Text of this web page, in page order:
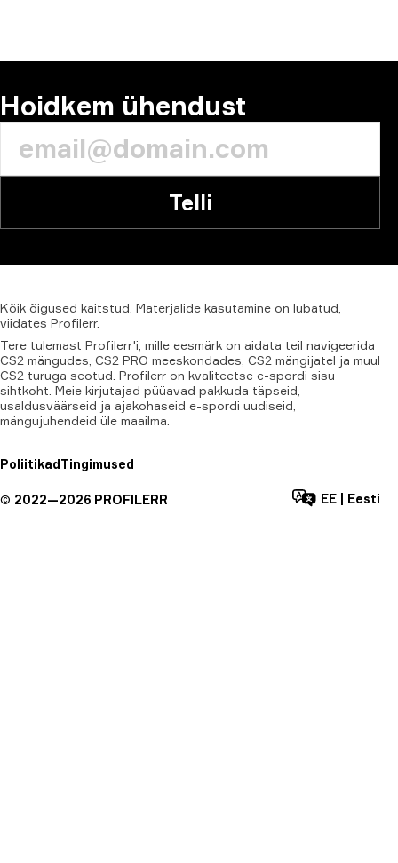
Hoidkem ühendust
Telli
Kõik õigused kaitstud. Materjalide kasutamine on lubatud,
viidates Profilerr.
Tere tulemast Profilerr'i, mille eesmärk on aidata teil navigeerida
CS2 mängudes, CS2 PRO meeskondades, CS2 mängijatel ja muul
CS2 turuga seotud. Profilerr on kvaliteetse e-spordi sisu
sihtkoht. Meie kirjutajad püüavad pakkuda täpseid,
usaldusväärseid ja ajakohaseid e-spordi uudiseid,
mängujuhendeid üle maailma.
PoliitikadTingimused
© 2022—2026 PROFILERR EE Eesti